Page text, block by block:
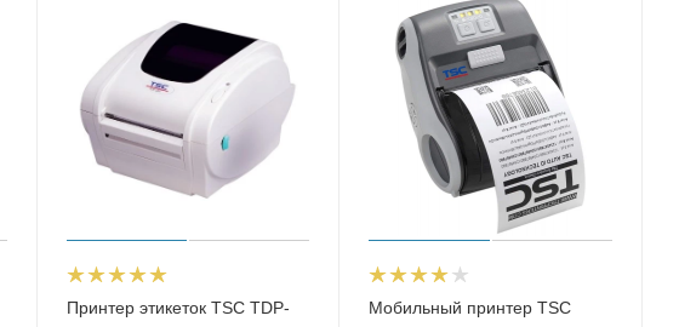
Принтер этикеток TSC TDP-
Мобильный принтер TSC